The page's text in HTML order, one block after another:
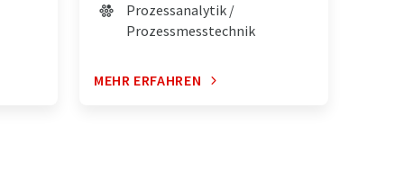
Prozessanalytik /
Prozessmesstechnik
MEHR ERFAHREN